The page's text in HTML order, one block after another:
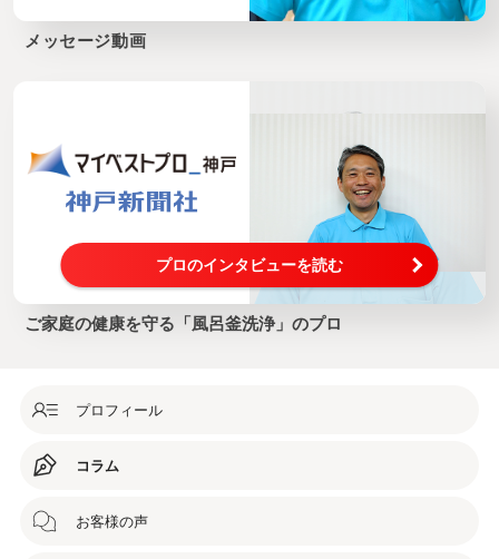
メッセージ動画
プロのインタビューを読む
ご家庭の健康を守る「風呂釜洗浄」のプロ
プロフィール
コラム
お客様の声